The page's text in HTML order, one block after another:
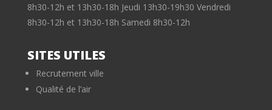
8h30-12h et 13h30-18h Jeudi 13h30-19h30 Vendredi
8h30-12h et 13h30-18h Samedi 8h30-12h
SITES UTILES
Recrutement ville
Qualité de l’air